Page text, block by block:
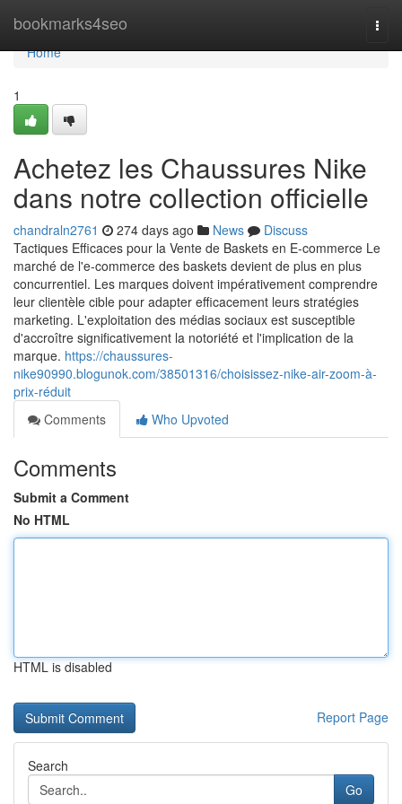
bookmarks4seo
Home
Home
1
Achetez les Chaussures Nike
dans notre collection officielle
chandraln2761 274 days ago News
Discuss
Tactiques Efficaces pour la Vente de Baskets en E-commerce Le
marché de l'e-commerce des baskets devient de plus en plus
concurrentiel. Les marques doivent impérativement comprendre
leur clientèle cible pour adapter efficacement leurs stratégies
marketing. L'exploitation des médias sociaux est susceptible
d'accroître significativement la notoriété et l'implication de la
marque. https://chaussures-
nike90990.blogunok.com/38501316/choisissez-nike-air-zoom-à-
prix-réduit
Comments
Who Upvoted
Comments
Submit a Comment
No HTML
HTML is disabled
Report Page
Search
Go